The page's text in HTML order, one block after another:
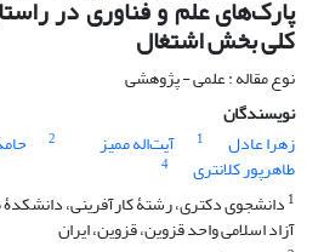
پارک‌های علم و فناوری در
کلی بخش اشتغال
نوع مقاله : علمی - پژوهشی
نویسندگان
زهرا عادل
1 آیتاله ممیز 2
طاهرپور کلانتری
4
1 دانشجوی دکتری، رشتۀ کارآفرینی،
آزاد اسلامی واحد قزوین، قزوین، ایران